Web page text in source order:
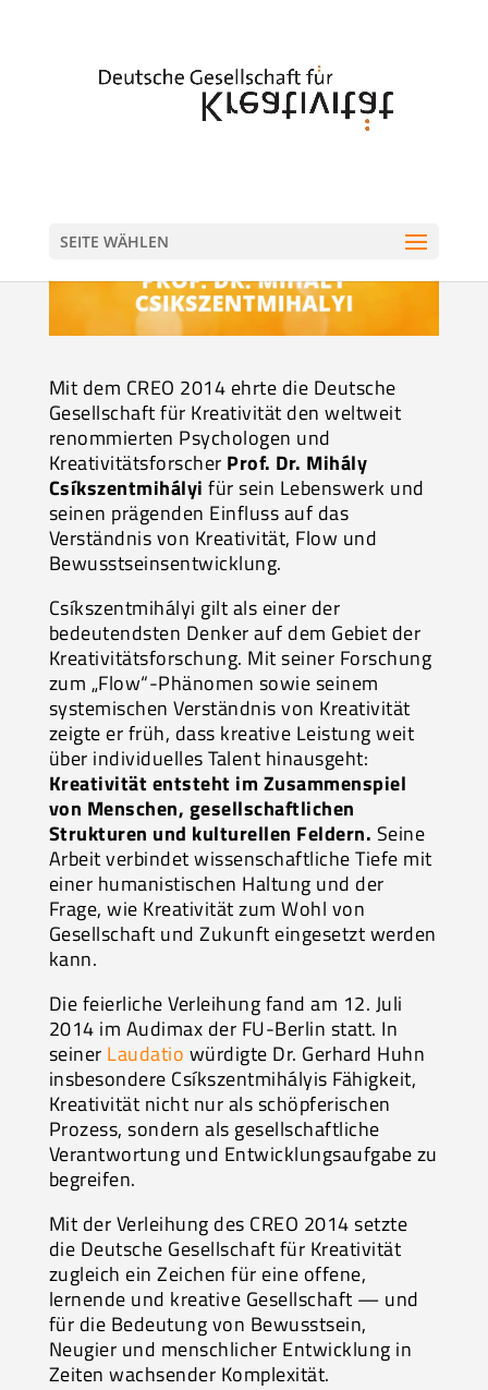
SEITE WÄHLEN
Mit dem CREO 2014 ehrte die Deutsche
Gesellschaft für Kreativität den weltweit
renommierten Psychologen und
Kreativitätsforscher Prof. Dr. Mihály
Csíkszentmihályi für sein Lebenswerk und
seinen prägenden Einfluss auf das
Verständnis von Kreativität, Flow und
Bewusstseinsentwicklung.
Csíkszentmihályi gilt als einer der
bedeutendsten Denker auf dem Gebiet der
Kreativitätsforschung. Mit seiner Forschung
zum „Flow“-Phänomen sowie seinem
systemischen Verständnis von Kreativität
zeigte er früh, dass kreative Leistung weit
über individuelles Talent hinausgeht:
Kreativität entsteht im Zusammenspiel
von Menschen, gesellschaftlichen
Strukturen und kulturellen Feldern. Seine
Arbeit verbindet wissenschaftliche Tiefe mit
einer humanistischen Haltung und der
Frage, wie Kreativität zum Wohl von
Gesellschaft und Zukunft eingesetzt werden
kann.
Die feierliche Verleihung fand am 12. Juli
2014 im Audimax der FU-Berlin statt. In
seiner Laudatio würdigte Dr. Gerhard Huhn
insbesondere Csíkszentmihályis Fähigkeit,
Kreativität nicht nur als schöpferischen
Prozess, sondern als gesellschaftliche
Verantwortung und Entwicklungsaufgabe zu
begreifen.
Mit der Verleihung des CREO 2014 setzte
die Deutsche Gesellschaft für Kreativität
zugleich ein Zeichen für eine offene,
lernende und kreative Gesellschaft — und
für die Bedeutung von Bewusstsein,
Neugier und menschlicher Entwicklung in
Zeiten wachsender Komplexität.